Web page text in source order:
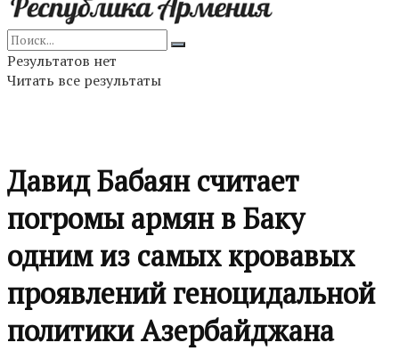
Результатов нет
Читать все результаты
Давид Бабаян считает
погромы армян в Баку
одним из самых кровавых
проявлений геноцидальной
политики Азербайджана